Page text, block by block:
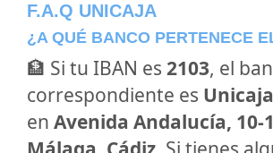
F.A.Q UNICAJA
¿A QUÉ BANCO PERTENECE
🏦 Si tu IBAN es 2103, el
correspondiente es Unicaja
en Avenida Andalucía, 10-